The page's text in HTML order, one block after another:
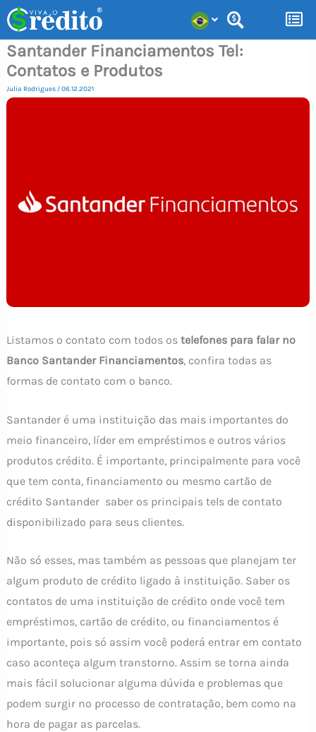
para
conteúdo
Santander Financiamentos Tel:
Contatos e Produtos
Julia Rodrigues /06.12.2021
Listamos o contato com todos os telefones para falar no
Banco Santander Financiamentos, confira todas as
formas de contato com o banco.
Santander é uma instituição das mais importantes do
meio financeiro, líder em empréstimos e outros vários
produtos crédito. É importante, principalmente para você
que tem conta, financiamento ou mesmo cartão de
crédito Santander saber os principais tels de contato
disponibilizado para seus clientes.
Não só esses, mas também as pessoas que planejam ter
algum produto de crédito ligado à instituição. Saber os
contatos de uma instituição de crédito onde você tem
empréstimos, cartão de crédito, ou financiamentos é
importante, pois só assim você poderá entrar em contato
caso aconteça algum transtorno. Assim se torna ainda
mais fácil solucionar alguma dúvida e problemas que
podem surgir no processo de contratação, bem como na
hora de pagar as parcelas.